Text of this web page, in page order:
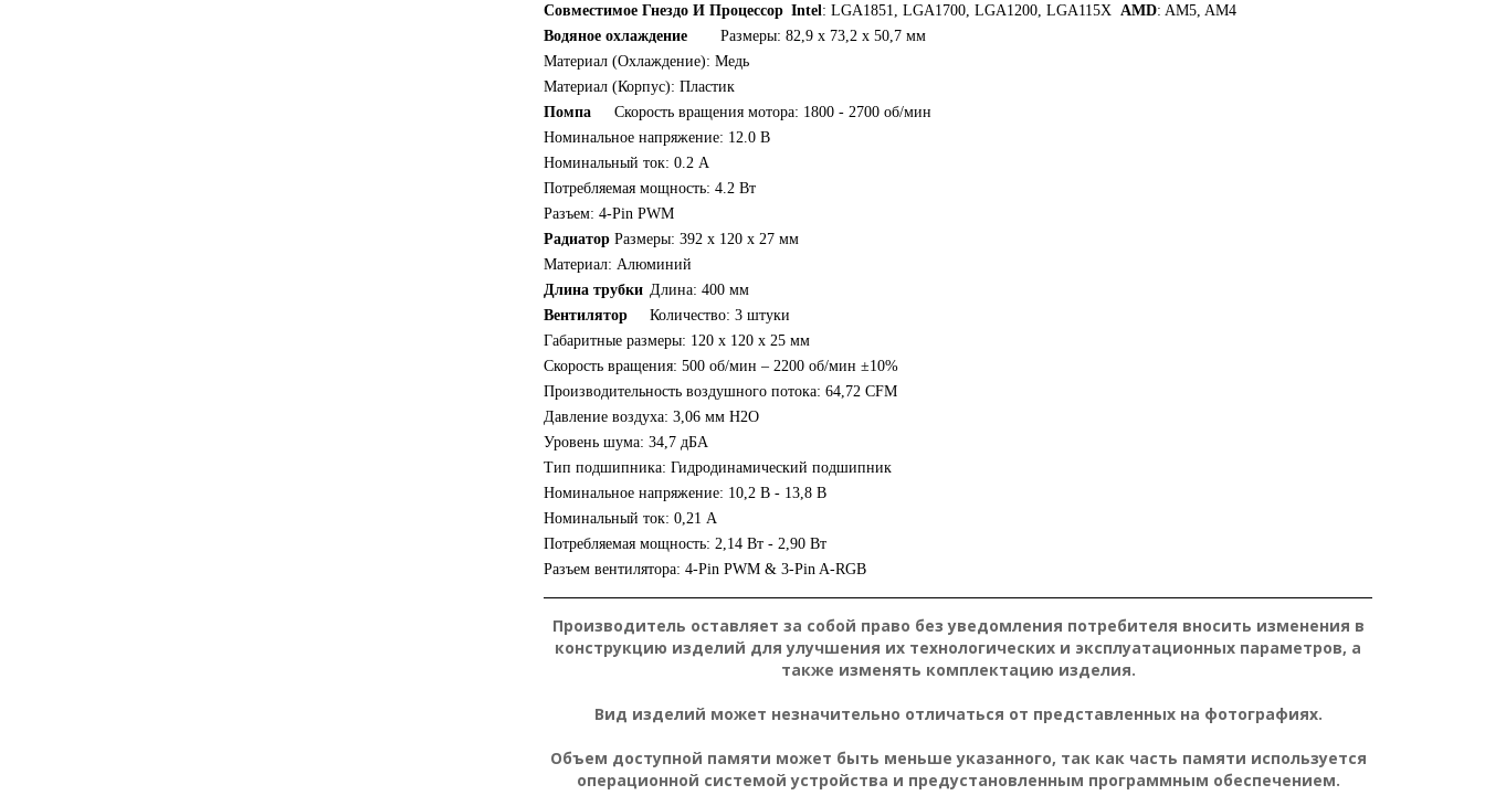
Совместимое Гнездо И Процессор Intel: LGA1851, LGA1700, LGA1200, LGA115X AMD: AM5, AM4
Водяное охлаждение
Размеры: 82,9 x 73,2 x 50,7 мм
Материал (Охлаждение): Медь
Материал (Корпус): Пластик
Помпа
Скорость вращения мотора: 1800 - 2700 об/мин
Номинальное напряжение: 12.0 В
Номинальный ток: 0.2 А
Потребляемая мощность: 4.2 Вт
Разъем: 4-Pin PWM
Радиатор Размеры: 392 x 120 x 27 мм
Материал: Алюминий
Длина трубки Длина: 400 мм
Вентилятор
Количество: 3 штуки
Габаритные размеры: 120 x 120 x 25 мм
Скорость вращения: 500 об/мин – 2200 об/мин ±10%
Производительность воздушного потока: 64,72 CFM
Давление воздуха: 3,06 мм H2O
Уровень шума: 34,7 дБА
Тип подшипника: Гидродинамический подшипник
Номинальное напряжение: 10,2 В - 13,8 В
Номинальный ток: 0,21 А
Потребляемая мощность: 2,14 Вт - 2,90 Вт
Разъем вентилятора: 4-Pin PWM & 3-Pin A-RGB
Производитель оставляет за собой право без уведомления потребителя вносить изменения в
конструкцию изделий для улучшения их технологических и эксплуатационных параметров, а
также изменять комплектацию изделия.
Вид изделий может незначительно отличаться от представленных на фотографиях.
Объем доступной памяти может быть меньше указанного, так как часть памяти используется
операционной системой устройства и предустановленным программным обеспечением.